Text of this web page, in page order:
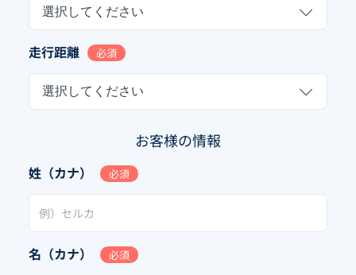
選択してください
走行距離 必須
選択してください
お客様の情報
姓（カナ） 必須
名（カナ） 必須